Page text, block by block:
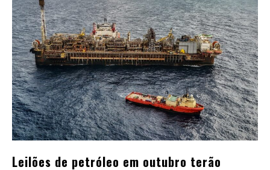
Leilões de petróleo em outubro terão